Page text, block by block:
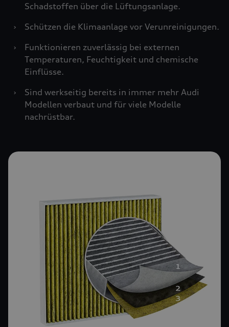
Schadstoffen über die Lüftungsanlage.
›
Schützen die Klimaanlage vor Verunreinigungen.
›
Funktionieren zuverlässig bei externen
Temperaturen, Feuchtigkeit und chemische
Einflüsse.
›
Sind werkseitig bereits in immer mehr Audi
Modellen verbaut und für viele Modelle
nachrüstbar.